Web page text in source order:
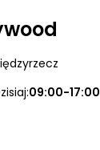
09:00-17:00